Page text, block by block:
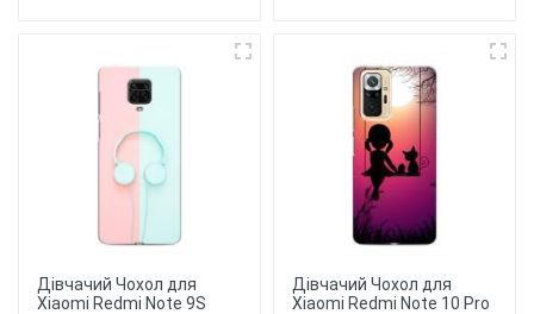
Дівчачий Чохол для
Xiaomi Redmi Note 9S
Дівчачий Чохол для
Xiaomi Redmi Note 10 Pro